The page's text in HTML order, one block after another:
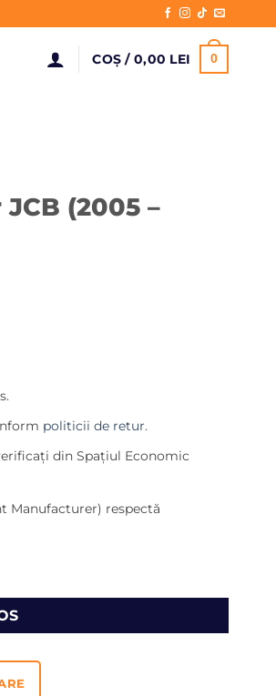
COȘ / 0,00 LEI 0
(2005 –
politicii de retur.
din Spațiul Economic
Manufacturer) respectă